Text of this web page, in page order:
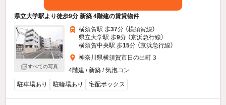
県立大学駅より徒歩9分 新築 4階建の賃貸物件
すべての写真
横須賀駅 歩37分 （横須賀線）
県立大学駅 歩9分 （京浜急行線）
横須賀中央駅 歩15分 （京浜急行線）
神奈川県横須賀市日の出町３
4階建 / 新築 / 気泡コン
駐車場あり
駐輪場あり 宅配ボックス